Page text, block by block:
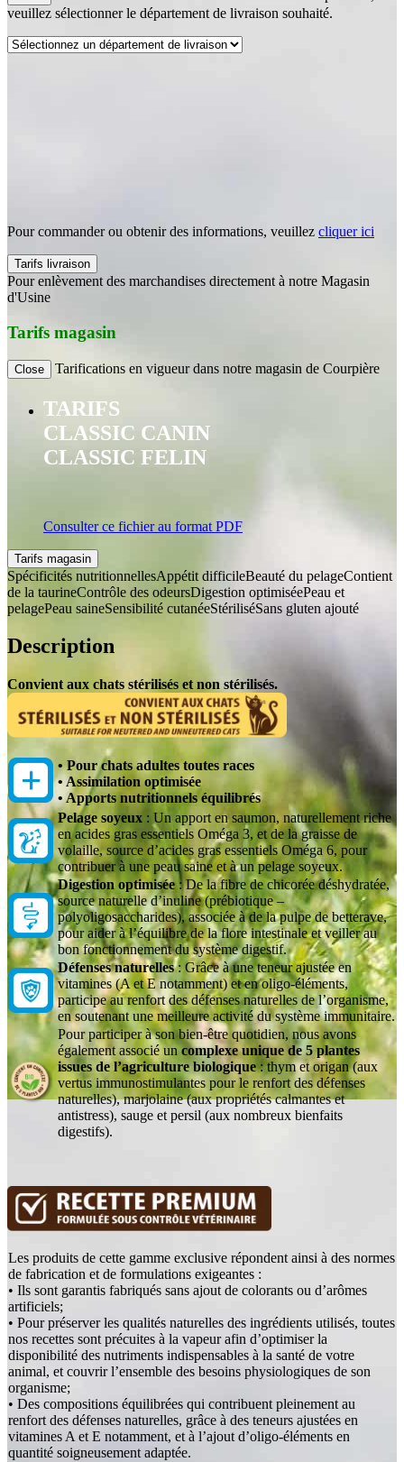
veuillez sélectionner le département de livraison souhaité.
Pour commander ou obtenir des informations, veuillez cliquer ici
Tarifs livraison
Pour enlèvement des marchandises directement à notre Magasin
d'Usine
Tarifs magasin
Close Tarifications en vigueur dans notre magasin de Courpière
TARIFS
CLASSIC CANIN
CLASSIC FELIN
Consulter ce fichier au format PDF
Tarifs magasin
Spécificités nutritionnellesAppétit difficileBeauté du pelageContient
de la taurineContrôle des odeursDigestion optimiséePeau et
pelagePeau saineSensibilité cutanéeStériliséSans gluten ajouté
Description
Convient aux chats stérilisés et non stérilisés.
• Pour chats adultes toutes races
• Assimilation optimisée
• Apports nutritionnels équilibrés
Pelage soyeux : Un apport en saumon, naturellement riche
en acides gras essentiels Oméga 3, et de la graisse de
volaille, source d’acides gras essentiels Oméga 6, pour
contribuer à une peau saine et à un pelage soyeux.
Digestion optimisée : De la fibre de chicorée déshydratée,
source naturelle d’inuline (prébiotique –
polyoligosaccharides), associée à de la pulpe de betterave,
pour aider à l’équilibre de la flore intestinale et veiller au
bon fonctionnement du système digestif.
Défenses naturelles: Grâce à une teneur ajustée en
vitamines (A et E notamment) et en oligo-éléments,
participe au renfort des défenses naturelles de l’organisme,
en soutenant une meilleure activité du système immunitaire.
Pour participer à son bien-être quotidien, nous avons
également associé un complexe unique de 5 plantes
issues de l’agriculture biologique: thym et origan (aux
vertus immunostimulantes pour le renfort des défenses
naturelles), marjolaine (aux propriétés calmantes et
antistress), sauge et persil (aux nombreux bienfaits
digestifs).
Les produits de cette gamme exclusive répondent ainsi à des normes
de fabrication et de formulations exigeantes :
• Ils sont garantis fabriqués sans ajout de colorants ou d’arômes
artificiels;
• Pour préserver les qualités naturelles des ingrédients utilisés, toutes
nos recettes sont précuites à la vapeur afin d’optimiser la
disponibilité des nutriments indispensables à la santé de votre
animal, et couvrir l’ensemble des besoins physiologiques de son
organisme;
• Des compositions équilibrées qui contribuent pleinement au
renfort des défenses naturelles, grâce à des teneurs ajustées en
vitamines A et E notamment, et à l’ajout d’oligo-éléments en
quantité soigneusement adaptée.